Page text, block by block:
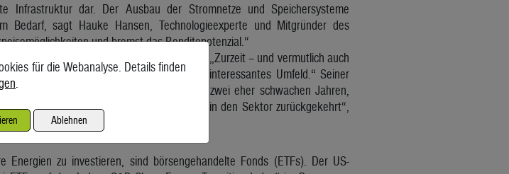
Infrastruktur dar. Der Ausbau der Stromnetze und Speichersysteme
Bedarf, sagt Hauke Hansen, Technologieexperte und Mitgründer des
und bremst das Renditepotenzial.“
für erneuerbare Energien aber positiv: „Zurzeit – und vermutlich auch
und schaffen für Anleger ein potenziell interessantes Umfeld.“ Seiner
das Segment wieder positiv: „Nach zwei eher schwachen Jahren,
2025 wieder in großem Umfang in den Sektor zurückgekehrt“,
zu investieren, sind börsengehandelte Fonds (ETFs). Der US-
für die Webanalyse. Details finden
Ablehnen